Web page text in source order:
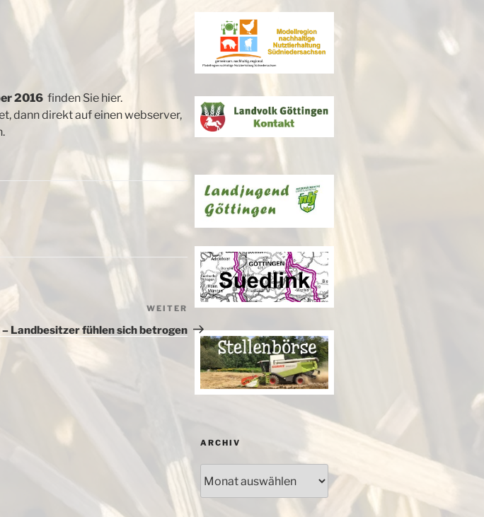
2016 finden Sie hier.
dann direkt auf einen webserver,
Nächster
Beitrag
WEITER
– Landbesitzer fühlen sich betrogen
ARCHIV